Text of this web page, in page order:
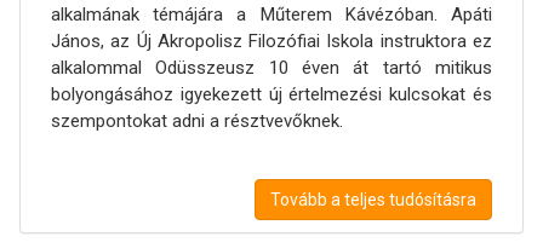
alkalmának témájára a Műterem Kávézóban. Apáti
János, az Új Akropolisz Filozófiai Iskola instruktora ez
alkalommal Odüsszeusz 10 éven át tartó mitikus
bolyongásához igyekezett új értelmezési kulcsokat és
szempontokat adni a résztvevőknek.
Tovább a teljes tudósításra